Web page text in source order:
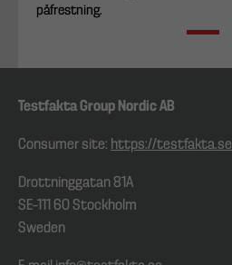
påfrestning.
Testfakta Group Nordic AB
Consumer site: https://testfakta.se
Drottninggatan 81A
SE–111 60 Stockholm
Sweden